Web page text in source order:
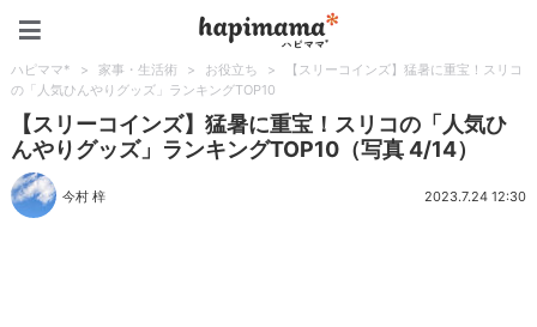
ハピママ* > 家事・生活術 > お役立ち >
【スリーコインズ】猛暑に重宝！スリコ
の「人気ひんやりグッズ」ランキングTOP10
【スリーコインズ】猛暑に重宝！スリコの「人気ひ
んやりグッズ」ランキングTOP10（写真 4/14）
今村 梓 2023.7.24 12:30